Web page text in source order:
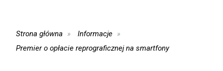
Strona główna
Informacje
Premier o opłacie reprograficznej na smartfony